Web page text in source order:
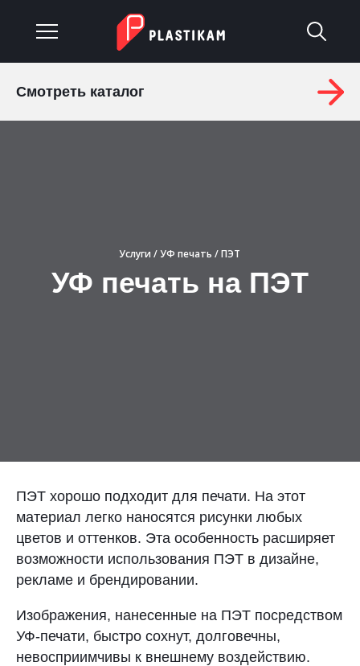
МОСКВА
+7 (495) 649-82-57
sale@plastikam.ru
Смотреть каталог
Услуги /УФ печать / ПЭТ
УФ печать на ПЭТ
ПЭТ хорошо подходит для печати. На этот
материал легко наносятся рисунки любых
цветов и оттенков. Эта особенность расширяет
возможности использования ПЭТ в дизайне,
рекламе и брендировании.
Изображения, нанесенные на ПЭТ посредством
УФ-печати, быстро сохнут, долговечны,
невосприимчивы к внешнему воздействию.